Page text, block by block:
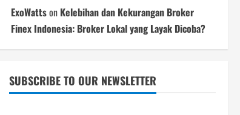
ExoWattson Kelebihan dan Kekurangan Broker
Finex Indonesia: Broker Lokal yang Layak Dicoba?
SUBSCRIBE TO OUR NEWSLETTER